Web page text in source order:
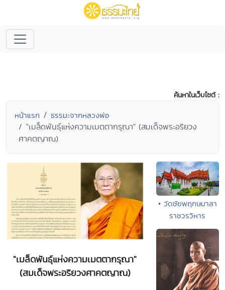
ค้นหาในเว็บไซต์ :
หน้าแรก ธรรมะจากหลวงพ่อ
"เมล็ดพันธุ์แห่งความเมตตากรุณา" (สมเด็จพระอริยวง
ศาคตญาณ)
"เมล็ดพันธุ์แห่งความเมตตากรุณา"
(สมเด็จพระอริยวงศาคตญาณ)
• วัดชัยพฤกษมาลา
ราชวรวิหาร